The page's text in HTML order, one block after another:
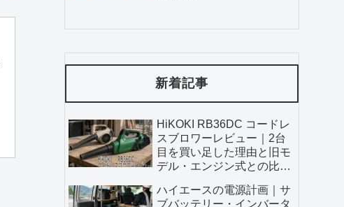
新着記事
HiKOKI RB36DC コードレ
スブロワーレビュー｜2台
目を買い足した理由と旧モ
デル・エンジン式との比較
ハイエースの電源計画｜サ
ブバッテリー・インバータ